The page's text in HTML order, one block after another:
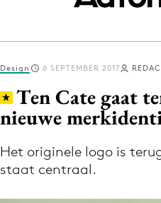
Log in
Volg het laatste
Design 6 SEPTEMBER 2017
Ten Cate gaat
nieuwe
Het originele logo is
staat centraal.